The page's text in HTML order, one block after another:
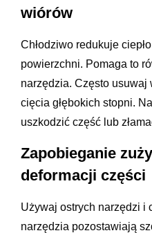
wiórów
Chłodziwo redukuje
powierzchni. Pomaga to
narzędzia. Często usuwaj
cięcia głębokich stopni.
uszkodzić część lub
Zapobieganie
deformacji części
Używaj ostrych narzędzi i
narzędzia pozostawiają